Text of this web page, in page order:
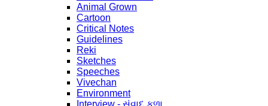
Animal Grown
Cartoon
Critical Notes
Guidelines
Reki
Sketches
Speeches
Vivechan
Environment
Interview - સંવાદ કળા